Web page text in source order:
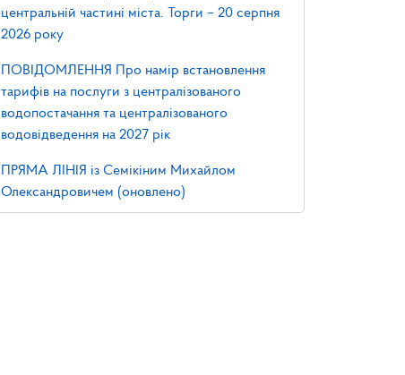
центральній частині міста. Торги – 20 серпня
2026 року
ПОВІДОМЛЕННЯ Про намір встановлення
тарифів на послуги з централізованого
водопостачання та централізованого
водовідведення на 2027 рік
ПРЯМА ЛІНІЯ із Семікіним Михайлом
Олександровичем (оновлено)